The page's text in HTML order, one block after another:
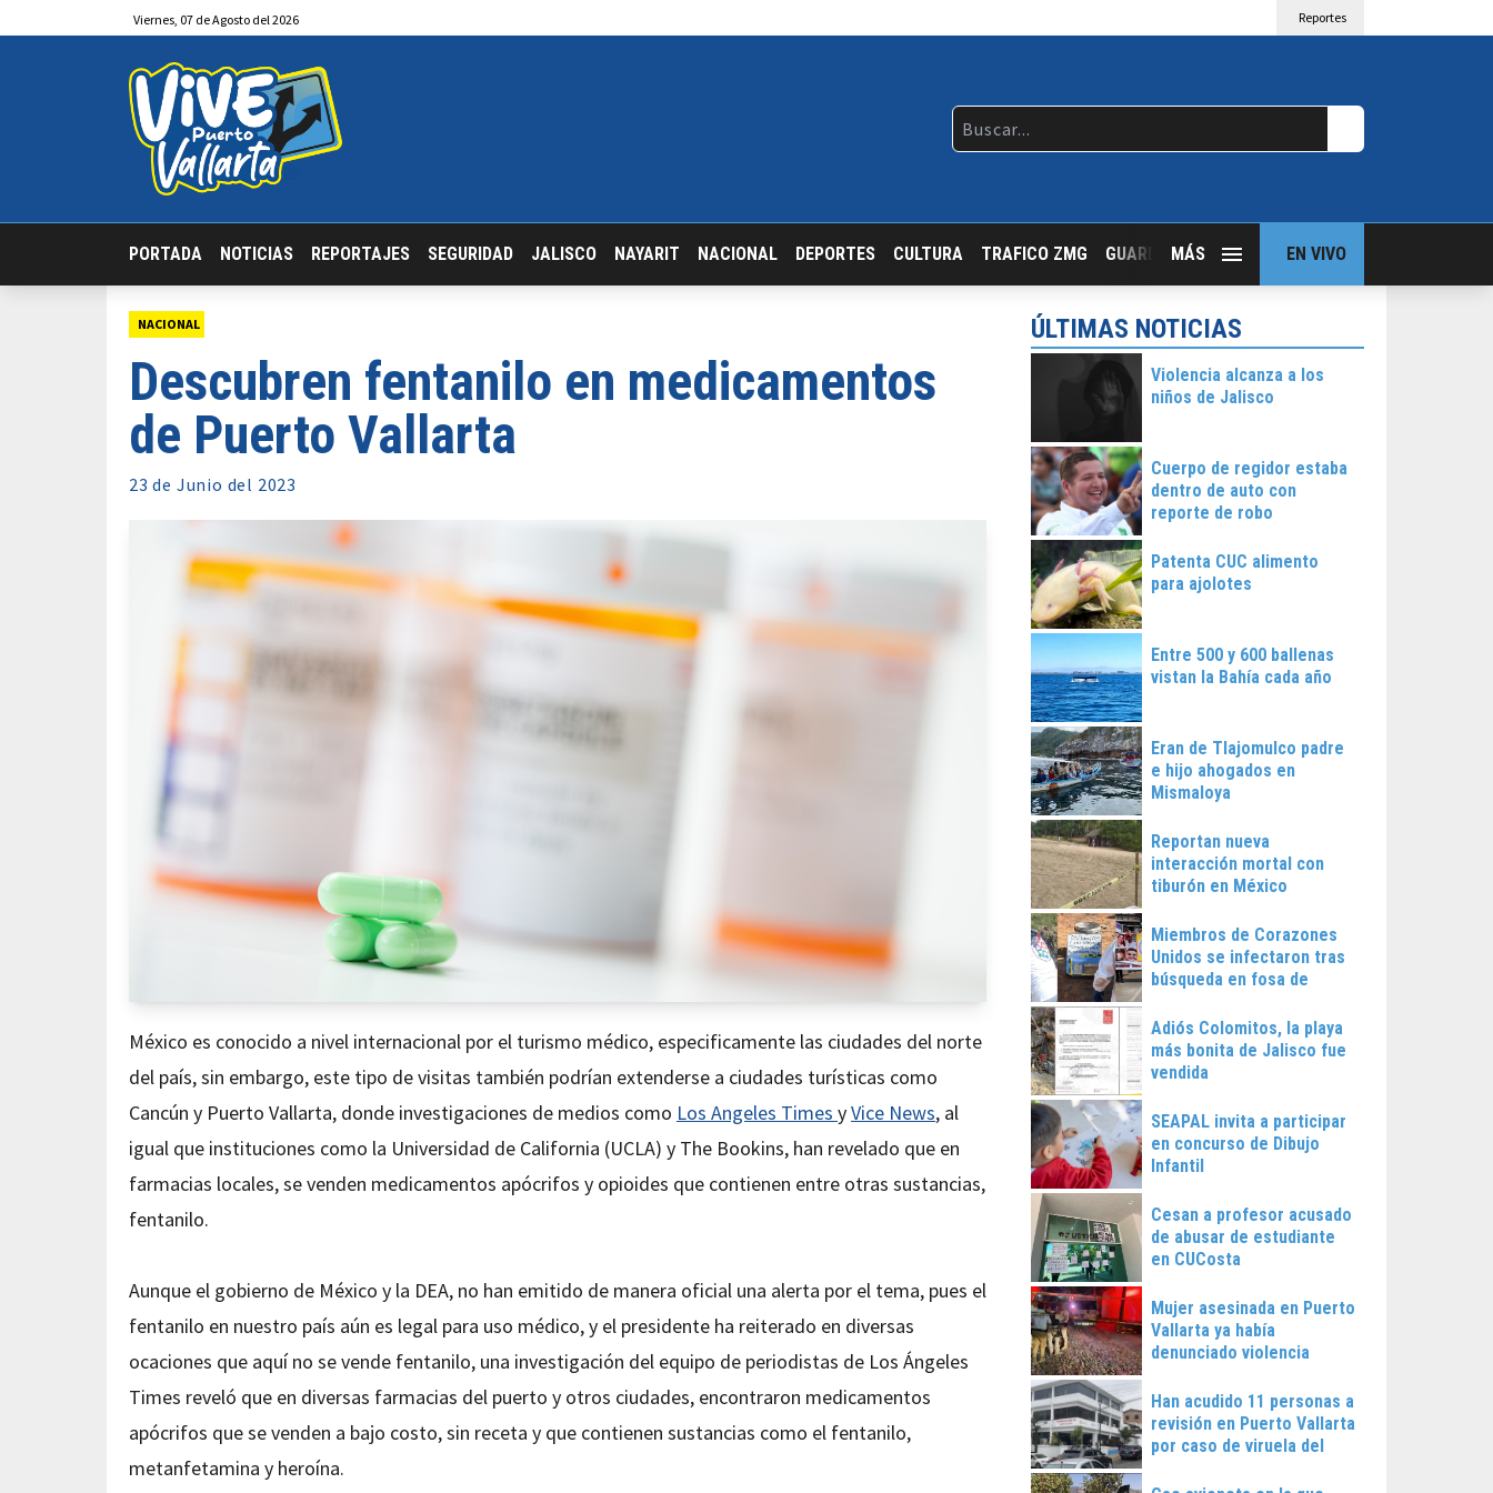
Viernes, 07 deAgosto del 2026 Reportes
PORTADA NOTICIAS REPORTAJES SEGURIDAD JALISCO NAYARIT NACIONAL DEPORTES CULTURA TRAFICO ZMG GUARDIA NOCTURNA GUADALAJARA FOLLOW
MÁS EN VIVO
NACIONAL
Descubren fentanilo en medicamentos
de Puerto Vallarta
23 de Junio del 2023
México es conocido a nivel internacional por el turismo médico, especificamente las ciudades del norte
del país, sin embargo, este tipo de visitas también podrían extenderse a ciudades turísticas como
Cancún y Puerto Vallarta, donde investigaciones de medios como Los Angeles Times yVice News, al
igual que instituciones como la Universidad de California (UCLA) y The Bookins, han revelado que en
farmacias locales, se venden medicamentos apócrifos y opioides que contienen entre otras sustancias,
fentanilo.
Aunque el gobierno de México y la DEA, no han emitido de manera oficial una alerta por el tema, pues el
fentanilo en nuestro país aún es legal para uso médico, y el presidente ha reiterado en diversas
ocaciones que aquí no se vende fentanilo, una investigación del equipo de periodistas de Los Ángeles
Times reveló que en diversas farmacias del puerto y otros ciudades, encontraron medicamentos
apócrifos que se venden a bajo costo, sin receta y que contienen sustancias como el fentanilo,
metanfetamina y heroína.
ÚLTIMAS NOTICIAS
Violencia alcanza a los
niños de Jalisco
Cuerpo de regidor estaba
dentro de auto con
reporte de robo
Patenta CUC alimento
para ajolotes
Entre 500 y 600 ballenas
vistan la Bahía cada año
Eran de Tlajomulco padre
e hijo ahogados en
Mismaloya
Reportan nueva
interacción mortal con
tiburón en México
Miembros de Corazones
Unidos se infectaron tras
búsqueda en fosa de
Adiós Colomitos, la playa
más bonita de Jalisco fue
vendida
SEAPAL invita a participar
en concurso de Dibujo
Infantil
Cesan a profesor acusado
de abusar de estudiante
en CUCosta
Mujer asesinada en Puerto
Vallarta ya había
denunciado violencia
Han acudido 11 personas a
revisión en Puerto Vallarta
por caso de viruela del